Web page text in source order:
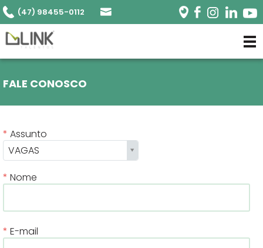
(47) 98455-0112
FALE CONOSCO
Assunto
VAGAS
Nome
E-mail